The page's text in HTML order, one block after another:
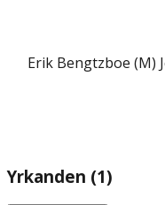
Erik Bengtzboe (M)
Yrkanden (1)